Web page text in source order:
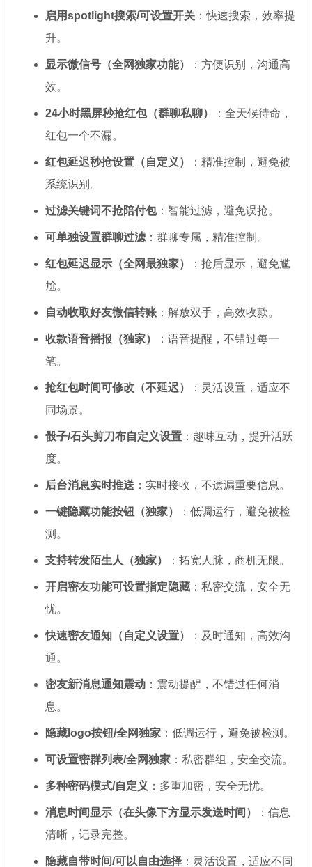
启用spotlight搜索/可设置开关 ：快速搜索，效率提
升。
显示微信号（全网独家功能）
：方便识别，沟通高
效。
24小时黑屏秒抢红包（群聊私聊）
：全天候待命，
红包一个不漏。
红包延迟秒抢设置（自定义）
：精准控制，避免被
系统识别。
过滤关键词不抢陪付包：智能过滤，避免误抢。
可单独设置群聊过滤 ：群聊专属，精准控制。
红包延迟显示（全网最独家）
：抢后显示，避免尴
尬。
自动收取好友微信转账 ：解放双手，高效收款。
收款语音播报（独家）
：语音提醒，不错过每一
笔。
抢红包时间可修改（不延迟）
：灵活设置，适应不
同场景。
骰子/石头剪刀布自定义设置 ：趣味互动，提升活跃
度。
后台消息实时推送 ：实时接收，不遗漏重要信息。
一键隐藏功能按钮（独家）
：低调运行，避免被检
测。
支持转发陌生人（独家） ：拓宽人脉，商机无限。
开启密友功能可设置指定隐藏 ：私密交流，安全无
忧。
快速密友通知（自定义设置）
：及时通知，高效沟
通。
密友新消息通知震动 ：震动提醒，不错过任何消
息。
隐藏logo按钮/全网独家 ：低调运行，避免被检测。
可设置密群列表/全网独家 ：私密群组，安全交流。
多种密码模式/自定义 ：多重加密，安全无忧。
消息时间显示（在头像下方显示发送时间）
：信息
清晰，记录完整。
隐藏自带时间/可以自由选择 ：灵活设置，适应不同